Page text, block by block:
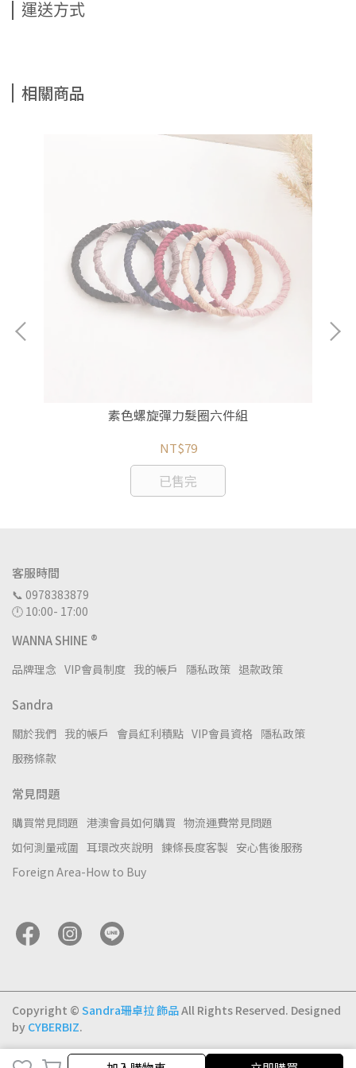
加入購物車
運送方式
相關商品
素色螺旋彈力髮圈六件組
NT$79
已售完
客服時間
📞 0978383879
🕛 10:00- 17:00
WANNA SHINE ®
品牌理念 VIP會員制度 我的帳戶 隱私政策 退款政策
Sandra
關於我們 我的帳戶 會員紅利積點 VIP會員資格 隱私政策
服務條款
常見問題
購買常見問題 港澳會員如何購買 物流運費常見問題
如何測量戒圍 耳環改夾說明 鍊條長度客製 安心售後服務
Foreign Area-How to Buy
Copyright © Sandra珊卓拉 飾品All Rights Reserved. Designed
by CYBERBIZ.